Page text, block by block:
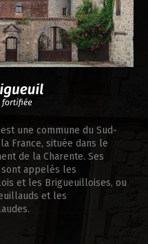
une commune du Sud-
France, située dans le
de la Charente. Ses
sont appelés les
et les Brigueuilloises, ou
et les
– Société de chasse –
2026